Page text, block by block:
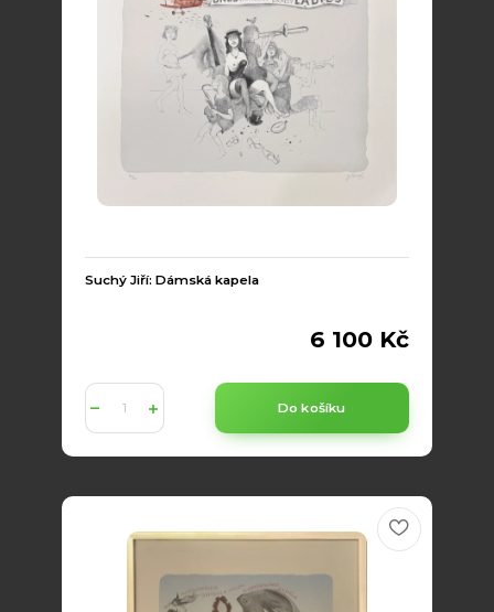
Suchý Jiří: Dámská kapela
6 100 Kč
Do košíku